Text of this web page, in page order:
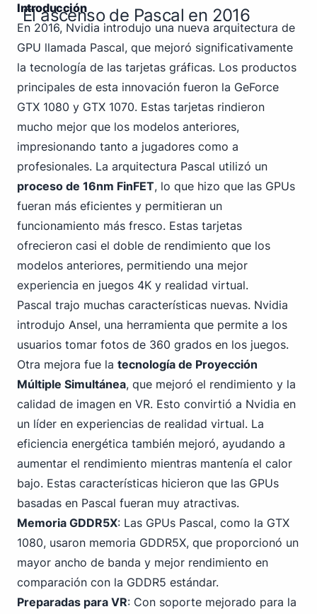
Introducción
El ascenso de Pascal en 2016
En 2016, Nvidia introdujo una nueva arquitectura de
GPU llamada Pascal, que mejoró significativamente
la tecnología de las tarjetas gráficas. Los productos
principales de esta innovación fueron la GeForce
GTX 1080 y GTX 1070. Estas tarjetas rindieron
mucho mejor que los modelos anteriores,
impresionando tanto a jugadores como a
profesionales. La arquitectura Pascal utilizó un
proceso de 16nm FinFET, lo que hizo que las GPUs
fueran más eficientes y permitieran un
funcionamiento más fresco. Estas tarjetas
ofrecieron casi el doble de rendimiento que los
modelos anteriores, permitiendo una mejor
experiencia en juegos 4K y realidad virtual.
Pascal trajo muchas características nuevas. Nvidia
introdujo Ansel, una herramienta que permite a los
usuarios tomar fotos de 360 grados en los juegos.
Otra mejora fue la tecnología de Proyección
Múltiple Simultánea, que mejoró el rendimiento y la
calidad de imagen en VR. Esto convirtió a Nvidia en
un líder en experiencias de realidad virtual. La
eficiencia energética también mejoró, ayudando a
aumentar el rendimiento mientras mantenía el calor
bajo. Estas características hicieron que las GPUs
basadas en Pascal fueran muy atractivas.
Memoria GDDR5X: Las GPUs Pascal, como la GTX
1080, usaron memoria GDDR5X, que proporcionó un
mayor ancho de banda y mejor rendimiento en
comparación con la GDDR5 estándar.
Preparadas para VR: Con soporte mejorado para la